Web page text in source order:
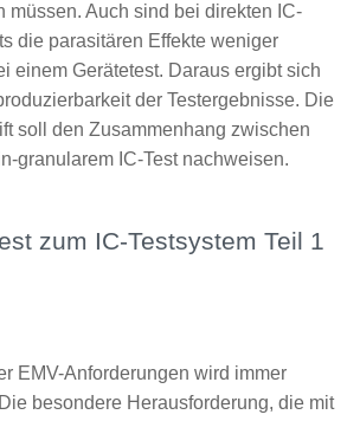
müssen. Auch sind bei direkten IC-
die parasitären Effekte weniger
einem Gerätetest. Daraus ergibt sich
der Testergebnisse. Die
soll den Zusammenhang zwischen
granularem IC-Test nachweisen.
zum IC-Testsystem Teil 1
EMV-Anforderungen wird immer
besondere Herausforderung, die mit